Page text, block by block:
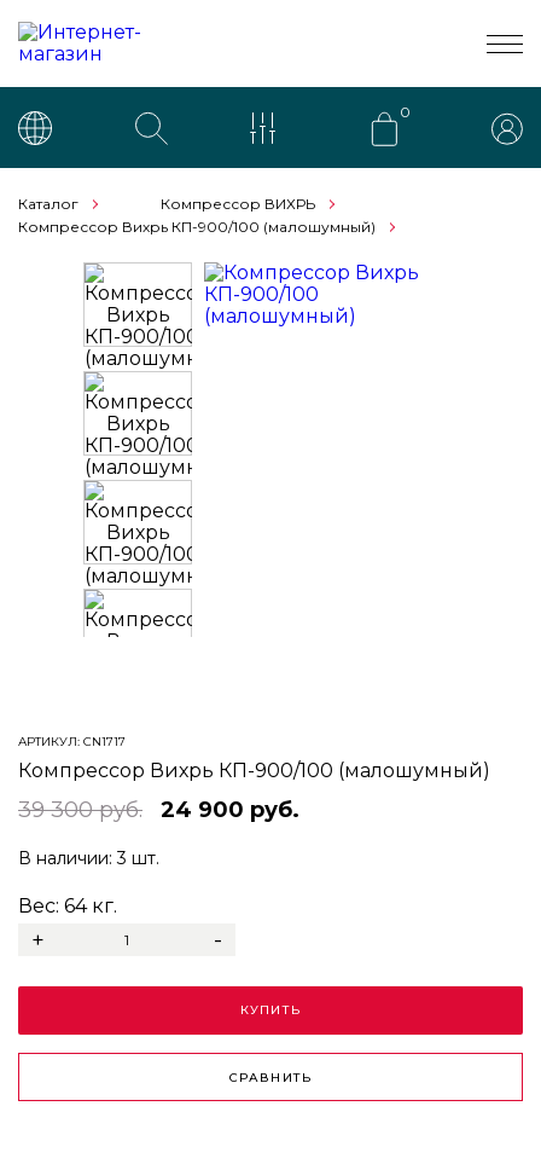
0
Каталог
Компрессор ВИХРЬ
Компрессор Вихрь КП-900/100 (малошумный)
АРТИКУЛ: CN1717
Компрессор Вихрь КП-900/100 (малошумный)
39 300 руб. 24 900 руб.
В наличии:3 шт.
Вес: 64кг.
+ -
КУПИТЬ
СРАВНИТЬ